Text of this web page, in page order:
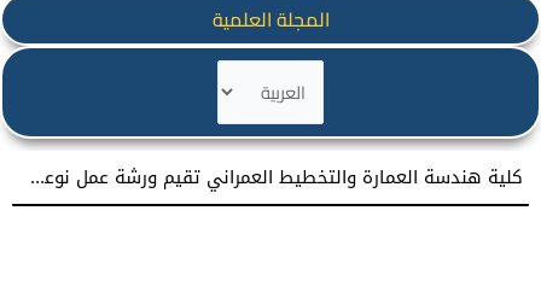
المجلة العلمية
لغة
كلية هندسة العمارة والتخطيط العمراني تقيم ورشة عمل نوعية نحو إعداد مشاريع تخرج معمارية مميزة